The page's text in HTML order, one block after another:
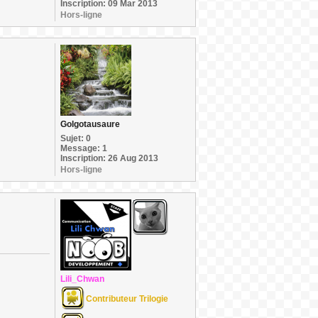
Inscription: 09 Mar 2013
Hors-ligne
Golgotausaure
Sujet: 0
Message: 1
Inscription: 26 Aug 2013
Hors-ligne
Lili_Chwan
Contributeur Trilogie